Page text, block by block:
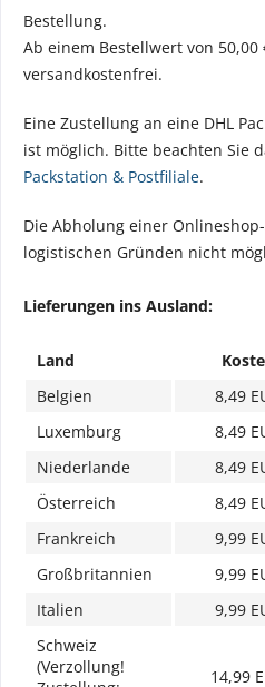
Bestellung.
Ab einem Bestellwert von
versandkostenfrei.
Eine Zustellung an eine DHL
ist möglich. Bitte beachten Sie
Packstation & Postfiliale.
Die Abholung einer
logistischen Gründen nicht
Lieferungen ins Ausland:
Land
Belgien
8,49
Luxemburg
8,49
Niederlande
8,49
Österreich
8,49
Frankreich
9,99
Großbritannien
9,99
Italien
9,99
Schweiz
(Verzollung!
14,99